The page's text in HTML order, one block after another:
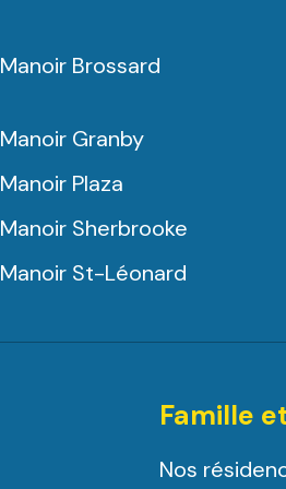
Manoir Brossard
Manoir Granby
Manoir Plaza
Manoir Sherbrooke
Manoir St-Léonard
Famille
Nos